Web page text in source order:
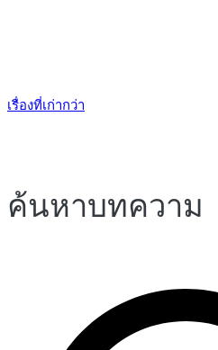
เรื่อง
เรื่องที่เก่ากว่า
ค้นหาบทความ